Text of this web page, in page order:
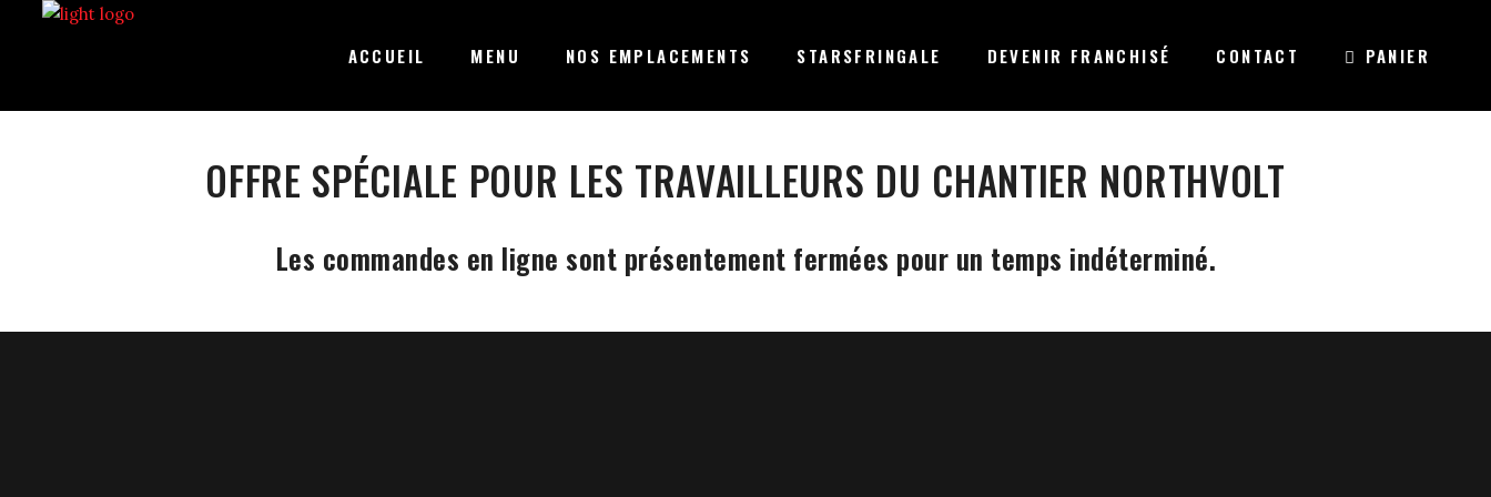
ACCUEIL MENU NOS EMPLACEMENTS STARSFRINGALE DEVENIR FRANCHISÉ CONTACT PANIER
OFFRE SPÉCIALE POUR LES TRAVAILLEURS DU CHANTIER NORTHVOLT
Les commandes en ligne sont présentement fermées pour un temps indéterminé.